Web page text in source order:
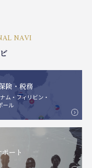
NAVI
険・税務
ム・フィリビン・
ール
ート